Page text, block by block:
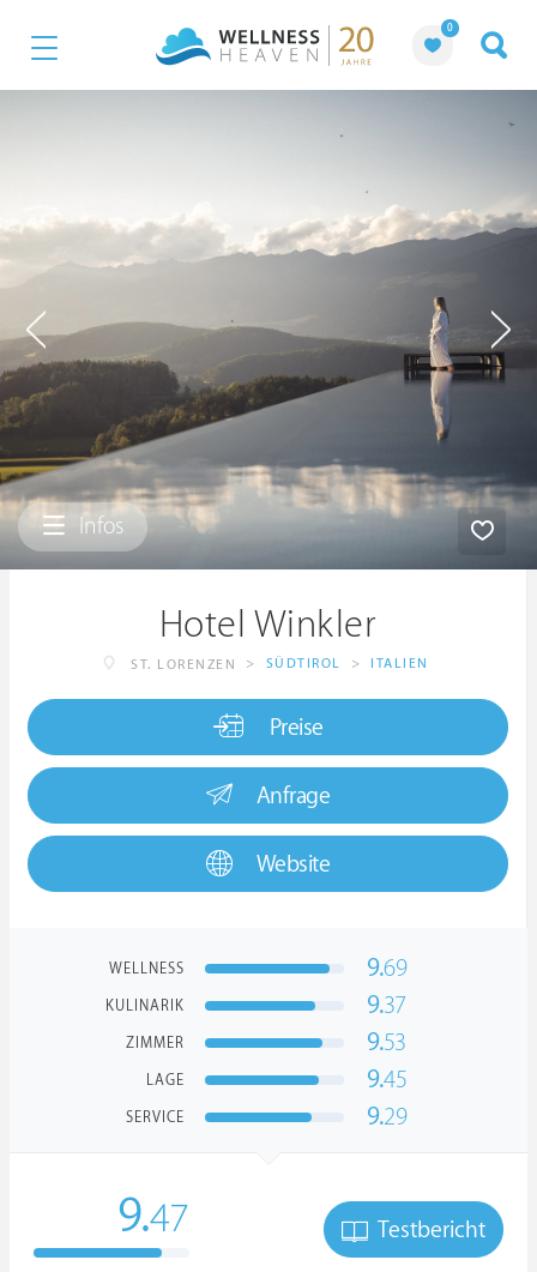
0
Infos
Hotel Winkler
ST. LORENZEN > SÜDTIROL > ITALIEN
Preise
Anfrage
Website
WELLNESS 9.69
KULINARIK 9.37
ZIMMER 9.53
LAGE 9.45
SERVICE 9.29
9.47 Testbericht